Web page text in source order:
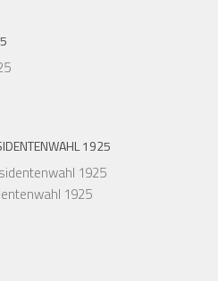
1925
1925